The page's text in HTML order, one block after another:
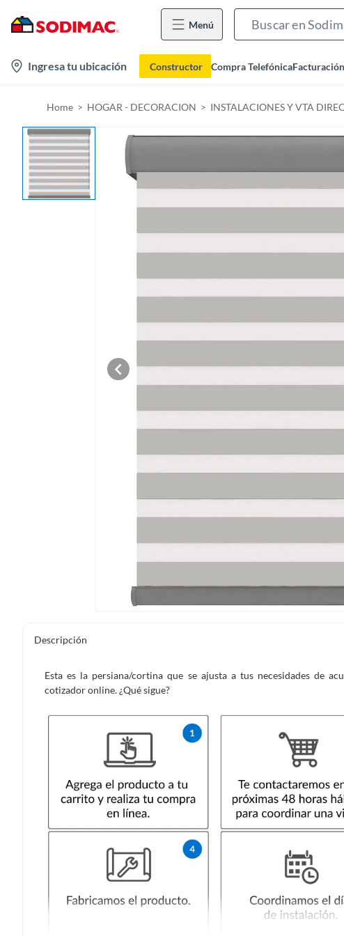
Menú
Ingresa tu ubicación Constructor Compra TelefónicaFacturación
Home HOGAR - DECORACION INSTALACIONES Y VTA
Descripción
Esta es la persiana/cortina que se ajusta a tus necesidades de
cotizador online. ¿Qué sigue?